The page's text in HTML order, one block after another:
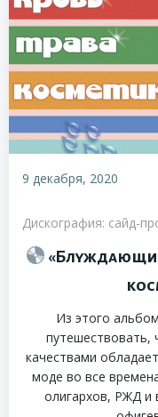
9 декабря, 2020
Дискография: сайд-
Из этого
путешествовать,
качествами
моде во все
олигархов, РЖД и